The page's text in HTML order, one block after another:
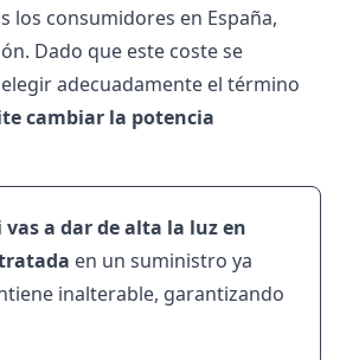
consumidores en España,
Dado que este coste se
adecuadamente el término
cambiar la potencia
vas a dar de alta la luz en
en un suministro ya
inalterable, garantizando